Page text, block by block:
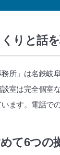
りと話
務所」は名鉄
室は完全個室
ます。電話で
て6つの